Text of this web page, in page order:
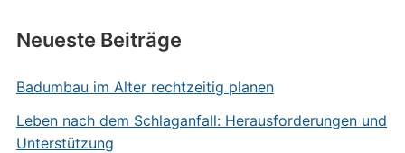
Neueste Beiträge
Badumbau im Alter rechtzeitig planen
Leben nach dem Schlaganfall: Herausforderungen und
Unterstützung